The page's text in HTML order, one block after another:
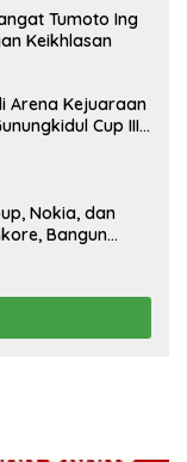
Tumoto Ing
Keikhlasan
Arena Kejuaraan
Cup III
Nokia, dan
Bangun